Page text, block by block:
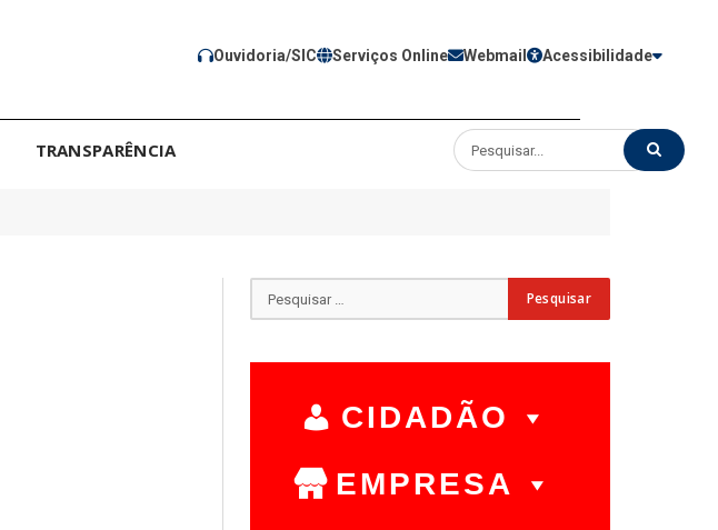
Ouvidoria/SIC Serviços Online Webmail Acessibilidade
TRANSPARÊNCIA
CIDADÃO
EMPRESA